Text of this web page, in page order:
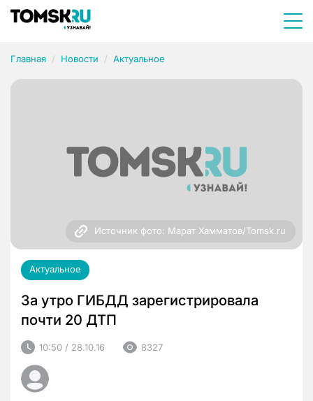
Главная Новости Актуальное
Источник фото: Марат Хамматов/Tomsk.ru
Актуальное
За утро ГИБДД зарегистрировала
почти 20 ДТП
10:50 / 28.10.16 8327